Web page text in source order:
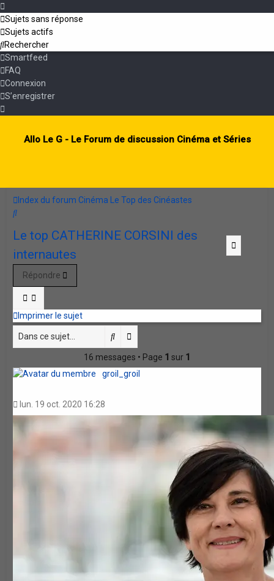
Sujets sans réponse
Sujets actifs
Rechercher
Smartfeed
FAQ
Connexion
S’enregistrer
Allo Le G - Le Forum de discussion Cinéma et Séries
Index du forum Cinéma
Le Top des Cinéastes
Rechercher
Le top CATHERINE CORSINI des
internautes
Répondre
Imprimer le sujet
Rechercher
16 messages • Page 1 sur 1
groil_groil
Citation
lun. 19 oct. 2020 16:28
Citation
Citation
Citation
Citation
Citation
Citation
Citation
Citation
Citation
Citation
Citation
Citation
Citation
Citation
Citation